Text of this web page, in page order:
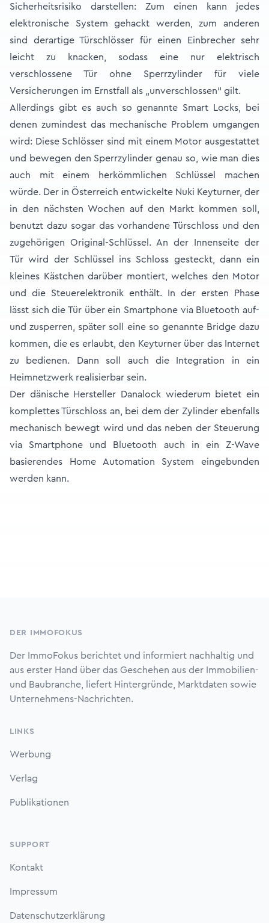
Sicherheitsrisiko darstellen: Zum einen kann jedes
elektronische System gehackt werden, zum anderen
sind derartige Türschlösser für einen Einbrecher sehr
leicht zu knacken, sodass eine nur elektrisch
verschlossene Tür ohne Sperrzylinder für viele
Versicherungen im Ernstfall als „unverschlossen“ gilt.
Allerdings gibt es auch so genannte Smart Locks, bei
denen zumindest das mechanische Problem umgangen
wird: Diese Schlösser sind mit einem Motor ausgestattet
und bewegen den Sperrzylinder genau so, wie man dies
auch mit einem herkömmlichen Schlüssel machen
würde. Der in Österreich entwickelte Nuki Keyturner, der
in den nächsten Wochen auf den Markt kommen soll,
benutzt dazu sogar das vorhandene Türschloss und den
zugehörigen Original-Schlüssel. An der Innenseite der
Tür wird der Schlüssel ins Schloss gesteckt, dann ein
kleines Kästchen darüber montiert, welches den Motor
und die Steuerelektronik enthält. In der ersten Phase
lässt sich die Tür über ein Smartphone via Bluetooth auf-
und zusperren, später soll eine so genannte Bridge dazu
kommen, die es erlaubt, den Keyturner über das Internet
zu bedienen. Dann soll auch die Integration in ein
Heimnetzwerk realisierbar sein.
Der dänische Hersteller Danalock wiederum bietet ein
komplettes Türschloss an, bei dem der Zylinder ebenfalls
mechanisch bewegt wird und das neben der Steuerung
via Smartphone und Bluetooth auch in ein Z-Wave
basierendes Home Automation System eingebunden
werden kann.
DER IMMOFOKUS
Der ImmoFokus berichtet und informiert nachhaltig und
aus erster Hand über das Geschehen aus der Immobilien-
und Baubranche, liefert Hintergründe, Marktdaten sowie
Unternehmens-Nachrichten.
LINKS
Werbung
Verlag
Publikationen
SUPPORT
Kontakt
Impressum
Datenschutzerklärung